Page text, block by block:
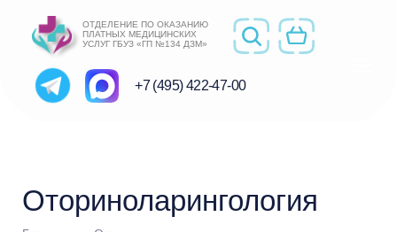
+7 (495) 422-47-00
ОТДЕЛЕНИЕ ПО ОКАЗАНИЮ
ПЛАТНЫХ МЕДИЦИНСКИХ
УСЛУГ ГБУЗ «ГП №134 ДЗМ»
Главная — Оториноларингология